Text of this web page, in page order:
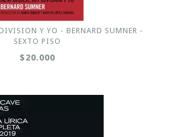
Y YO - BERNARD SUMNER -
SEXTO PISO
$20.000